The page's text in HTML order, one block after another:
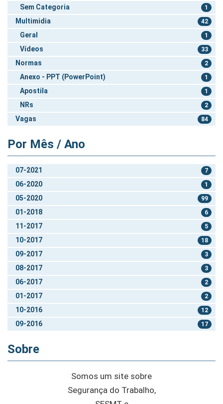
Sem Categoria 1
Multimidia 42
Geral 1
Vídeos 33
Normas 2
Anexo - PPT (PowerPoint) 1
Apostila 1
NRs 2
Vagas 84
Por Mês / Ano
07-2021 7
06-2020 1
05-2020 99
01-2018 6
11-2017 5
10-2017 18
09-2017 3
08-2017 3
06-2017 2
01-2017 2
10-2016 12
09-2016 17
Sobre
Somos um site sobre
Segurança do Trabalho,